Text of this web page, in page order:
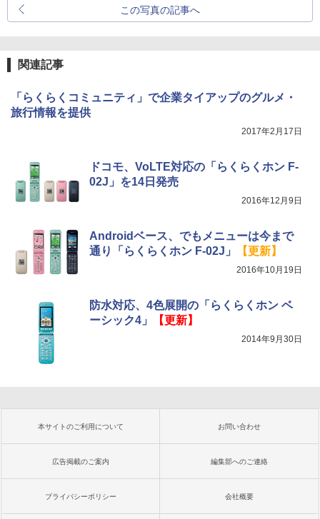
この写真の記事へ
関連記事
「らくらくコミュニティ」で企業タイアップのグルメ・
旅行情報を提供
2017年2月17日
ドコモ、VoLTE対応の「らくらくホン F-
02J」を14日発売
2016年12月9日
Androidベース、でもメニューは今まで
通り「らくらくホン F-02J」
【更新】
2016年10月19日
防水対応、4色展開の「らくらくホン ベ
ーシック4」
【更新】
2014年9月30日
本サイトのご利用について お問い合わせ
広告掲載のご案内 編集部へのご連絡
プライバシーポリシー 会社概要